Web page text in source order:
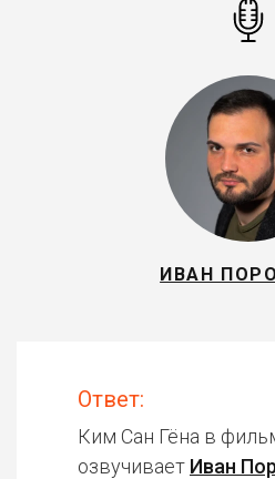
ИВАН
Ответ:
Ким Сан Гёна в
озвучивает Иван